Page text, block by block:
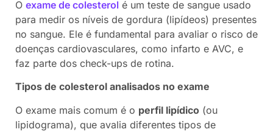
O exame de colesterol é um teste de sangue usado
para medir os níveis de gordura (lipídeos) presentes
no sangue. Ele é fundamental para avaliar o risco de
doenças cardiovasculares, como infarto e AVC, e
faz parte dos check-ups de rotina.
Tipos de colesterol analisados no exame
O exame mais comum é o perfil lipídico (ou
lipidograma), que avalia diferentes tipos de